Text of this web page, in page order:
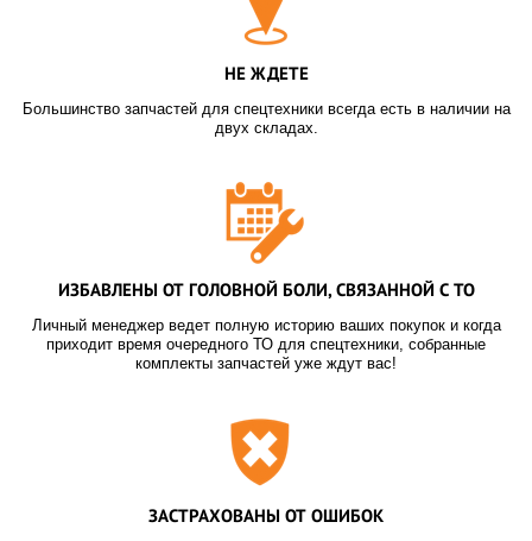
НЕ ЖДЕТЕ
Большинство запчастей для спецтехники всегда есть в наличии на
двух складах.
ИЗБАВЛЕНЫ ОТ ГОЛОВНОЙ БОЛИ, СВЯЗАННОЙ С ТО
Личный менеджер ведет полную историю ваших покупок и когда
приходит время очередного ТО для спецтехники, собранные
комплекты запчастей уже ждут вас!
ЗАСТРАХОВАНЫ ОТ ОШИБОК